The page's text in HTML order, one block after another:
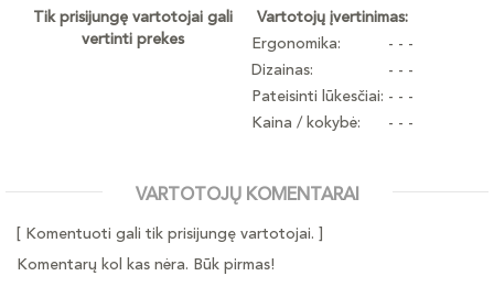
Tik prisijungę vartotojai gali
vertinti prekes
Vartotojų įvertinimas:
Ergonomika:
- - -
Dizainas:
- - -
Pateisinti lūkesčiai: - - -
Kaina / kokybė:
- - -
VARTOTOJŲ KOMENTARAI
[ Komentuoti gali tik prisijungę vartotojai. ]
Komentarų kol kas nėra. Būk pirmas!